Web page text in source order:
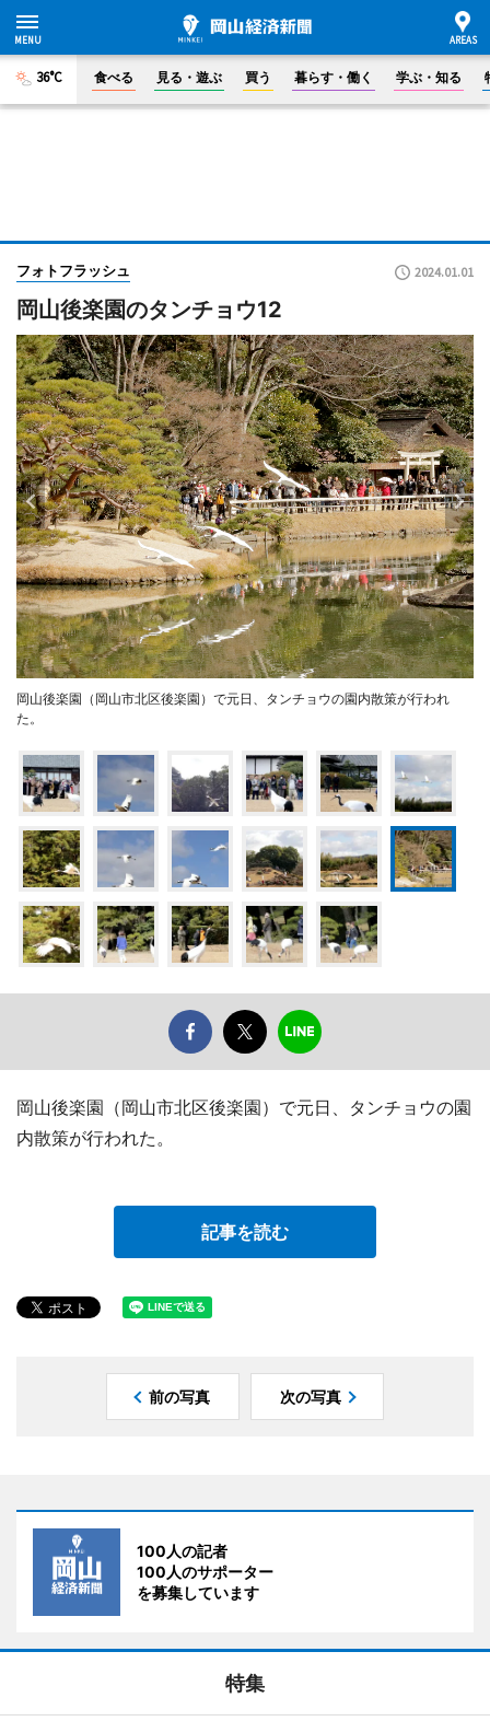
36°C 食べる 見る・遊ぶ 買う 暮らす・働く 学ぶ・知る
フォトフラッシュ 2024.01.01
岡山後楽園のタンチョウ12
岡山後楽園（岡山市北区後楽園）で元日、タンチョウの園内散策が行われ
た。
岡山後楽園（岡山市北区後楽園）で元日、タンチョウの園
内散策が行われた。
記事を読む
前の写真 次の写真
100人の記者
100人のサポーター
を募集しています
特集